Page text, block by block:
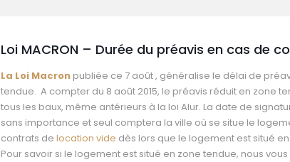
Loi MACRON – Durée du préavis en cas de
La Loi Macron publiée ce 7 août , généralise le délai de
tendue. A compter du 8 août 2015, le préavis réduit en zone
tous les baux, même antérieurs à la loi Alur. La date de
sans importance et seul comptera la ville où se situe le
contrats de location vide dès lors que le logement est situé en
Pour savoir si le logement est situé en zone tendue, nous